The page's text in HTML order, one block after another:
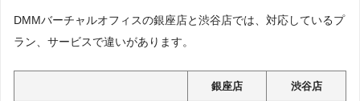
DMMバーチャルオフィスの銀座店と渋谷店では、対応しているプ
ラン、サービスで違いがあります。
銀座店 渋谷店